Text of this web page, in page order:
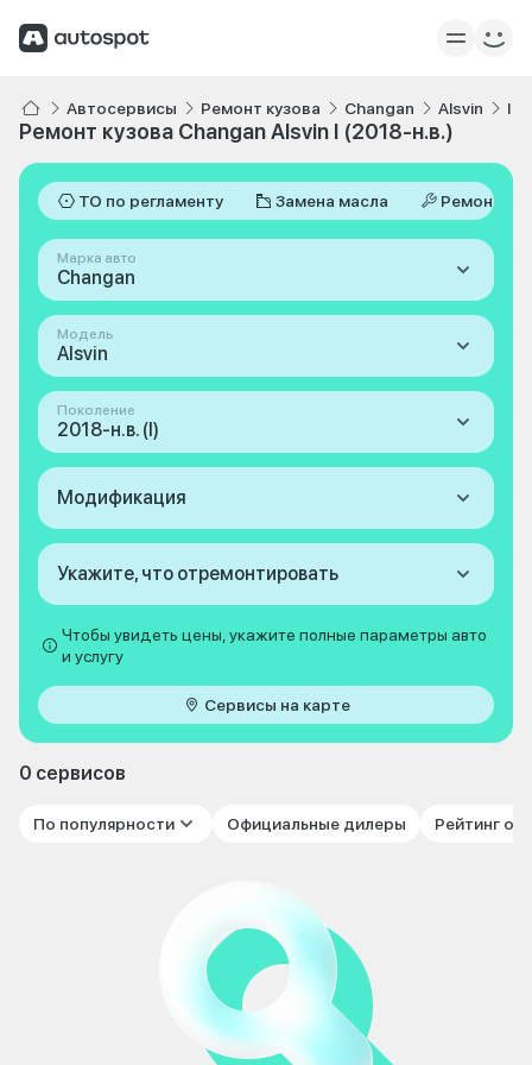
Автосервисы Ремонт кузова Changan Alsvin I
Ремонт кузова Changan Alsvin I (2018-н.в.)
ТО по регламенту Замена масла Ремонт
Марка авто
Changan
Модель
Alsvin
Поколение
2018-н.в. (I)
Модификация
Укажите, что отремонтировать
Чтобы увидеть цены, укажите полные параметры авто
и услугу
Сервисы на карте
0 сервисов
По популярности Официальные дилеры Рейтинг